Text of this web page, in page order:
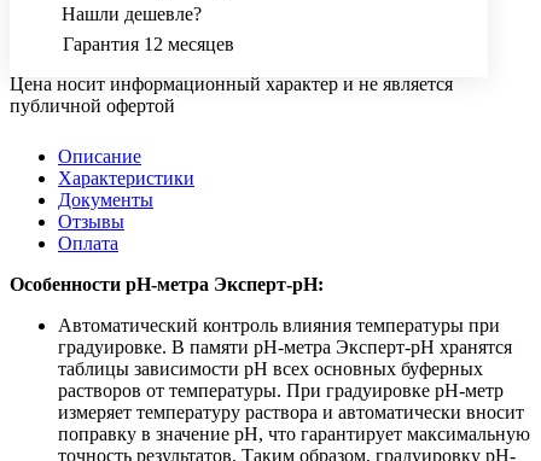
Нашли дешевле?
Гарантия 12 месяцев
Цена носит информационный характер и не является
публичной офертой
Описание
Характеристики
Документы
Отзывы
Оплата
Особенности pH-метра Эксперт-pH:
Автоматический контроль влияния температуры при
градуировке. В памяти рН-метра Эксперт-рН хранятся
таблицы зависимости рН всех основных буферных
растворов от температуры. При градуировке рН-метр
измеряет температуру раствора и автоматически вносит
поправку в значение рН, что гарантирует максимальную
точность результатов. Таким образом, градуировку рН-